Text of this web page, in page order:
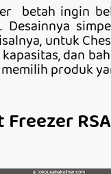
betah ingin
untuk
dan
produk
RSA